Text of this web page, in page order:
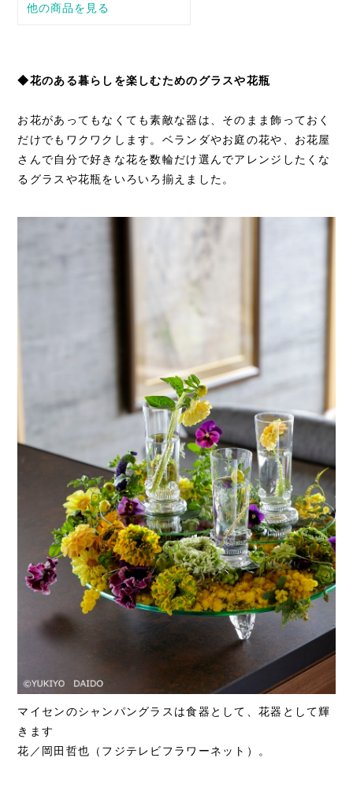
◆花のある暮らしを楽しむためのグラスや花瓶
お花があってもなくても素敵な器は、そのまま飾っておく
だけでもワクワクします。ベランダやお庭の花や、お花屋
さんで自分で好きな花を数輪だけ選んでアレンジしたくな
るグラスや花瓶をいろいろ揃えました。
マイセンのシャンパングラスは食器として、花器として輝
きます
花／岡田哲也（フジテレビフラワーネット）。